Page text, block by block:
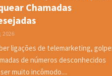
Chamadas
2026
ligações de telemarketing,
de números desconhecidos
muito incômodo....